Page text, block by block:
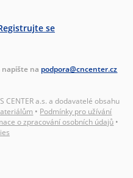
se
na podpora@cncenter.cz
CENTER a.s. a dodavatelé obsahu
• Podmínky pro užívání
o zpracování osobních údajů •